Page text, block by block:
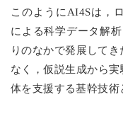
このようにAI4Sは，
による科学データ解
りのなかで発展して
なく，仮説生成から
体を支援する基幹技術